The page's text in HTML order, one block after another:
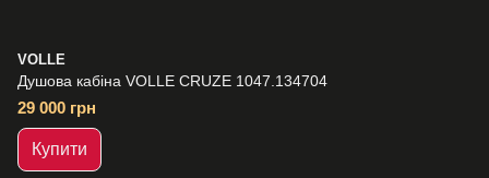
VOLLE
Душова кабіна VOLLE CRUZE 1047.134704
29 000 грн
Купити